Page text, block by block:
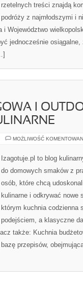
rzetelnych treści znajdą
podróży z najmłodszymi i
i Województwo
jednocześnie osiągalne,
I
MOŻLIWOŚĆ
Izagotuje.pl to blog
do domowych smaków z
osób, które chcą
kulinarne i odkrywać
którym kuchnia codzienna
podejściem, a klasyczne
także: Kuchnia
przepisów,